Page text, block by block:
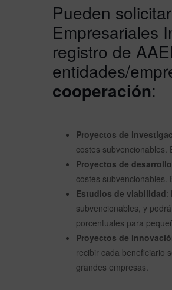
Pueden
Empresariales
registro de
entidades/
cooperación:
Proyectos de
costes subvencionables.
Proyectos de
costes subvencionables.
Estudios de viabilidad:
subvencionables, y
porcentuales para
Proyectos de
recibir cada beneficiario
grandes empresas.